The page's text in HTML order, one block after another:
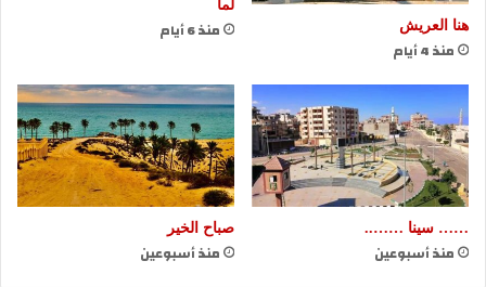
هنا العريش
منذ 4 أيام
لما
منذ 6 أيام
…… سينا ……..
منذ أسبوعين
صباح الخير
منذ أسبوعين